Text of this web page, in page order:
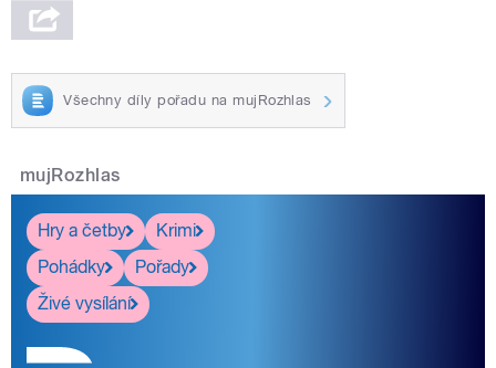
Všechny díly pořadu na mujRozhlas
mujRozhlas
Hry a četby
Krimi
Pohádky
Pořady
Živé vysílání